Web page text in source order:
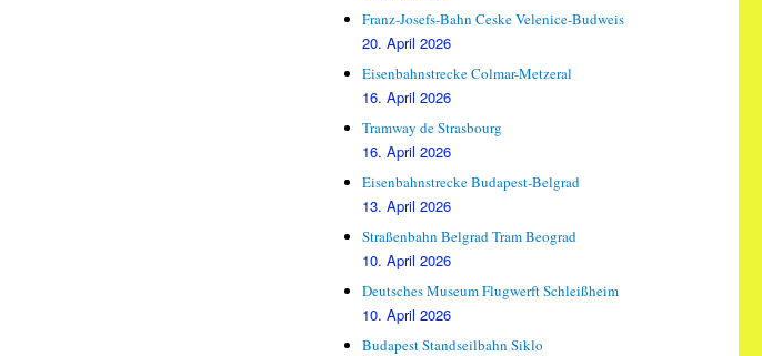
Franz-Josefs-Bahn Ceske Velenice-Budweis
20. April 2026
Eisenbahnstrecke Colmar-Metzeral
16. April 2026
Tramway de Strasbourg
16. April 2026
Eisenbahnstrecke Budapest-Belgrad
13. April 2026
Straßenbahn Belgrad Tram Beograd
10. April 2026
Deutsches Museum Flugwerft Schleißheim
10. April 2026
Budapest Standseilbahn Siklo